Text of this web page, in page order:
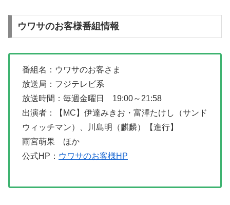
ウワサのお客様番組情報
番組名：ウワサのお客さま
放送局：フジテレビ系
放送時間：毎週金曜日 19:00～21:58
出演者：【MC】伊達みきお・富澤たけし（サンド
ウィッチマン）、川島明（麒麟）【進行】
雨宮萌果 ほか
公式HP： ウワサのお客様HP